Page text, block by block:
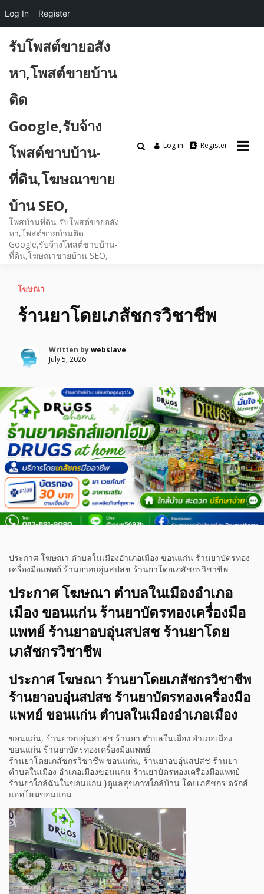
content
รับโพสต์ขายอสัง
หา,โพสต์ขายบ้าน
ติด
Google,รับจ้าง
โพสต์ขาบบ้าน-
ที่ดิน,โฆษณาขาย
บ้าน SEO,
โพสบ้านที่ดิน รับโพสต์ขายอสัง
หา,โพสต์ขายบ้านติด
Google,รับจ้างโพสต์ขาบบ้าน-
ที่ดิน,โฆษณาขายบ้าน SEO,
Log in Register
โฆษณา
ร้านยาโดยเภสัชกรวิชาชีพ
Written bywebslave
July 5, 2026
ประกาศ โฆษณา ตำบลในเมืองอำเภอเมือง ขอนแก่น ร้านยาบัตรทอง
เครื่องมือแพทย์ ร้านยาอบอุ่นสปสช ร้านยาโดยเภสัชกรวิชาชีพ
ประกาศ โฆษณา ตำบลในเมืองอำเภอ
เมือง ขอนแก่น ร้านยาบัตรทองเครื่องมือ
แพทย์ ร้านยาอบอุ่นสปสช ร้านยาโดย
เภสัชกรวิชาชีพ
ประกาศ โฆษณา ร้านยาโดยเภสัชกรวิชาชีพ
ร้านยาอบอุ่นสปสช ร้านยาบัตรทองเครื่องมือ
แพทย์ ขอนแก่น ตำบลในเมืองอำเภอเมือง
ขอนแก่น, ร้านยาอบอุ่นสปสช ร้านยา ตำบลในเมือง อำเภอเมือง
ขอนแก่น ร้านยาบัตรทองเครื่องมือแพทย์
ร้านยาโดยเภสัชกรวิชาชีพ ขอนแก่น, ร้านยาอบอุ่นสปสช ร้านยา
ตำบลในเมือง อำเภอเมืองขอนแก่น ร้านยาบัตรทองเครื่องมือแพทย์
ร้านยาใกล้ฉันในขอนแก่น }ดูแลสุขภาพใกล้บ้าน โดยเภสัชกร ดรักส์
แอทโฮมขอนแก่น
Log In Register